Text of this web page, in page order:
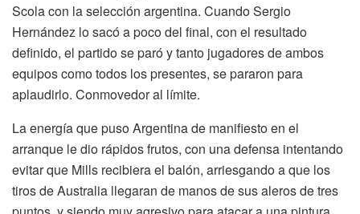
Scola con la selección argentina. Cuando Sergio
Hernández lo sacó a poco del final, con el resultado
definido, el partido se paró y tanto jugadores de ambos
equipos como todos los presentes, se pararon para
aplaudirlo. Conmovedor al límite.
La energía que puso Argentina de manifiesto en el
arranque le dio rápidos frutos, con una defensa intentando
evitar que Mills recibiera el balón, arriesgando a que los
tiros de Australia llegaran de manos de sus aleros de tres